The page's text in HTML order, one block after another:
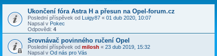
Ukončení fóra Astra H a přesun na Opel-forum.cz
Poslední příspěvek od Luigy87 « 01 dub 2020, 10:07
Napsal v Pokec
Odpovědi: 4
Srovnávač povinného ručení Opel
Poslední příspěvek od milosh « 23 dub 2019, 15:32
Napsal v Od nás pro Vás